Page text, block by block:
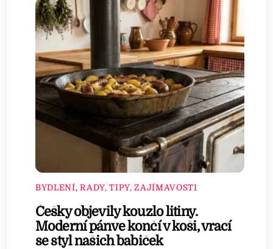
BYDLENÍ,RADY, TIPY, ZAJÍMAVOSTI
Češky objevily kouzlo litiny.
Moderní pánve končí v koši, vrací
se styl našich babiček